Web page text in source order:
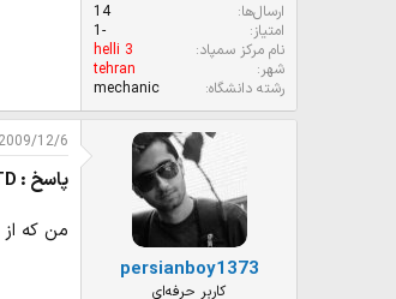
ارسال‌ها
14
امتیاز
-1
نام مرکز سمپاد
helli 3
شهر
tehran
رشته دانشگاه
mechanic
persianboy1373
کاربر حرفه‌ای
2009/12/6
پاسخ : MAN UTD
من که